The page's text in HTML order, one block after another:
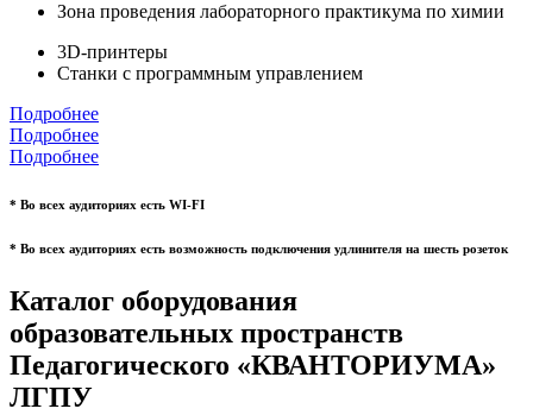
Зона проведения лабораторного практикума по химии
3D-принтеры
Станки с программным управлением
Подробнее
Подробнее
Подробнее
* Во всех аудиториях есть WI-FI
* Во всех аудиториях есть возможность подключения удлинителя на шесть розеток
Каталог оборудования
образовательных пространств
Педагогического «КВАНТОРИУМА»
ЛГПУ